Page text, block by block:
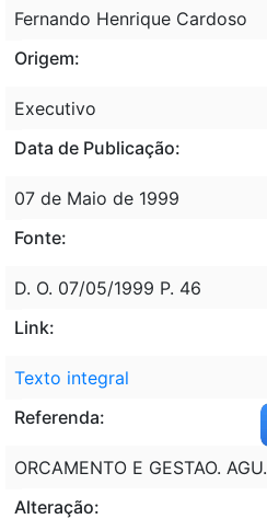
Fernando Henrique Cardoso
Origem:
Executivo
Data de Publicação:
07 de Maio de 1999
Fonte:
D. O. 07/05/1999 P. 46
Link:
Texto integral
Referenda:
ORCAMENTO E GESTAO. AGU.
Alteração: